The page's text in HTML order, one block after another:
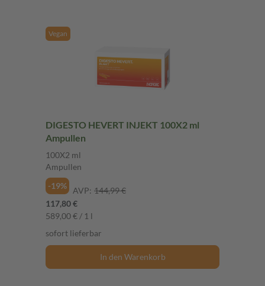
Vegan
DIGESTO HEVERT INJEKT 100X2 ml
Ampullen
100X2 ml
Ampullen
-19%
AVP: 144,99 €
117,80 €
589,00 € / 1 l
sofort lieferbar
In den Warenkorb